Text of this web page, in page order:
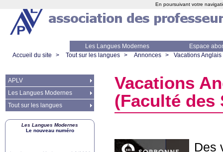
Les Langues Modernes
Espace
Accueil du site
> Tout sur les langues > Annonces > Vacations Anglais
Vacations
(Faculté des
Des
APLV
Les Langues Modernes
Tout sur les langues
Les Langues Modernes
Le nouveau numéro
En poursuivant votre